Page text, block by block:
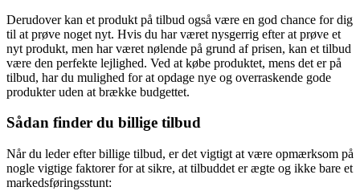
Derudover kan et produkt på tilbud også være en god chance for dig
til at prøve noget nyt. Hvis du har været nysgerrig efter at prøve et
nyt produkt, men har været nølende på grund af prisen, kan et tilbud
være den perfekte lejlighed. Ved at købe produktet, mens det er på
tilbud, har du mulighed for at opdage nye og overraskende gode
produkter uden at brække budgettet.
Sådan finder du billige tilbud
Når du leder efter billige tilbud, er det vigtigt at være opmærksom på
nogle vigtige faktorer for at sikre, at tilbuddet er ægte og ikke bare et
markedsføringsstunt: